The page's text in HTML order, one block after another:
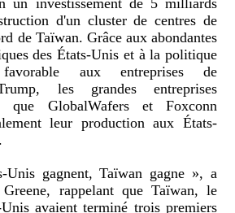
un investissement de 5 milliards
d'un cluster de centres de
de Taïwan. Grâce aux abondantes
des États-Unis et à la politique
favorable aux entreprises de
les grandes entreprises
que GlobalWafers et Foxconn
leur production aux États-
Unis gagnent, Taïwan gagne », a
rappelant que Taïwan, le
avaient terminé trois premiers